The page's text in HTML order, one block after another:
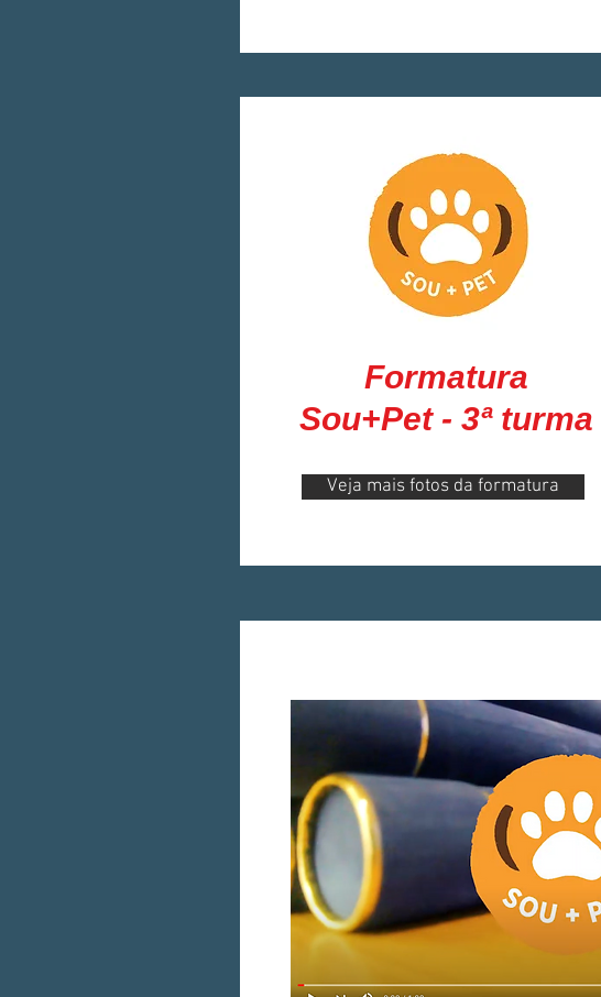
Formatura
Sou+Pet - 3ª turma
Veja mais fotos da formatura